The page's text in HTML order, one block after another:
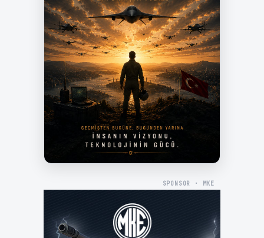
SPONSOR · MKE